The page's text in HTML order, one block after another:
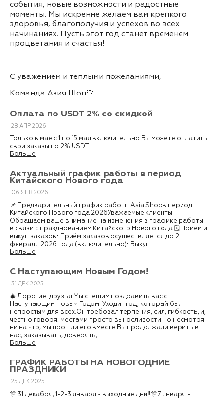
события, новые возможности и радостные
моменты. Мы искренне желаем вам крепкого
здоровья, благополучия и успехов во всех
начинаниях. Пусть этот год станет временем
процветания и счастья!
С уважением и теплыми пожеланиями,
Команда Азия Шоп💛
28 АПР 2026
Оплата по USDT 2% со скидкой
Только в мае с 1 по 15 мая включительно Вы можете оплатить
свои заказы по 2% USDT
Больше
06 ЯНВ 2026
Актуальный график работы в период
Китайского Нового года
📌 Предварительный график работы Asia Shopв период
Китайского Нового года 2026Уважаемые клиенты!
Обращаем ваше внимание на изменения в графике работы
в связи с празднованием Китайского Нового года.🗓 Приём и
выкуп заказов• Приём заказов осуществляется до 2
февраля 2026 года (включительно)• Выкуп...
Больше
31 ДЕК 2025
С Наступающим Новым Годом!
🎄 Дорогие друзья!Мы спешим поздравить вас с
Наступающим Новым Годом! Уходит год, который был
непростым для всех.Он требовал терпения, сил, гибкость, и,
честно говоря, местами просто выносливости.Но несмотря
ни на что, мы прошли его вместе.Вы продолжали верить в
нас, заказывать, доверять,...
Больше
25 ДЕК 2025
ГРАФИК РАБОТЫ НА НОВОГОДНИЕ
ПРАЗДНИКИ
🎊 31 декабря, 1-2-3 января - выходные дни‼️🎊7 января -